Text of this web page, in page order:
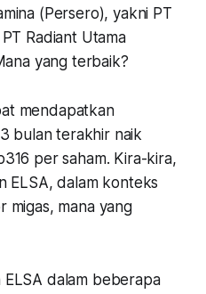
(Persero), yakni PT
Radiant Utama
yang terbaik?
mendapatkan
bulan terakhir naik
per saham. Kira-kira,
ELSA, dalam konteks
migas, mana yang
ELSA dalam beberapa